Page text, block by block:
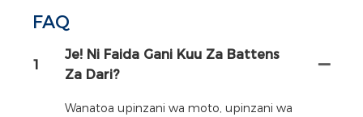
FAQ
1
Je! Ni Faida Gani Kuu Za Battens
Za Dari?
Wanatoa upinzani wa moto, upinzani wa